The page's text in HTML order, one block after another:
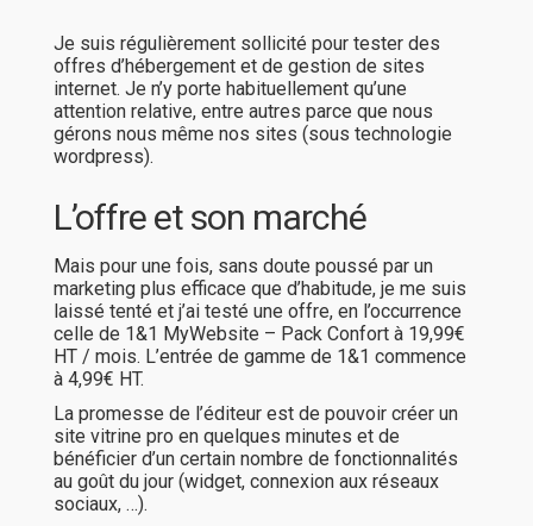
Je suis régulièrement sollicité pour tester des
offres d’hébergement et de gestion de sites
internet. Je n’y porte habituellement qu’une
attention relative, entre autres parce que nous
gérons nous même nos sites (sous technologie
wordpress).
L’offre et son marché
Mais pour une fois, sans doute poussé par un
marketing plus efficace que d’habitude, je me suis
laissé tenté et j’ai testé une offre, en l’occurrence
celle de 1&1 MyWebsite – Pack Confort à 19,99€
HT / mois. L’entrée de gamme de 1&1 commence
à 4,99€ HT.
La promesse de l’éditeur est de pouvoir créer un
site vitrine pro en quelques minutes et de
bénéficier d’un certain nombre de fonctionnalités
au goût du jour (widget, connexion aux réseaux
sociaux, …).